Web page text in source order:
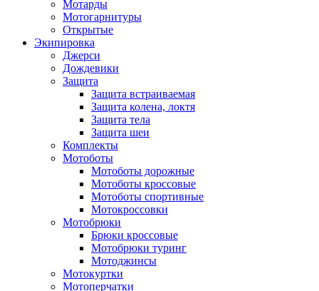
Мотарды
Мотогарнитуры
Открытые
Экипировка
Джерси
Дождевики
Защита
Защита встраиваемая
Защита колена, локтя
Защита тела
Защита шеи
Комплекты
Мотоботы
Мотоботы дорожные
Мотоботы кроссовые
Мотоботы спортивные
Мотокроссовки
Мотобрюки
Брюки кроссовые
Мотобрюки туринг
Мотоджинсы
Мотокуртки
Мотоперчатки